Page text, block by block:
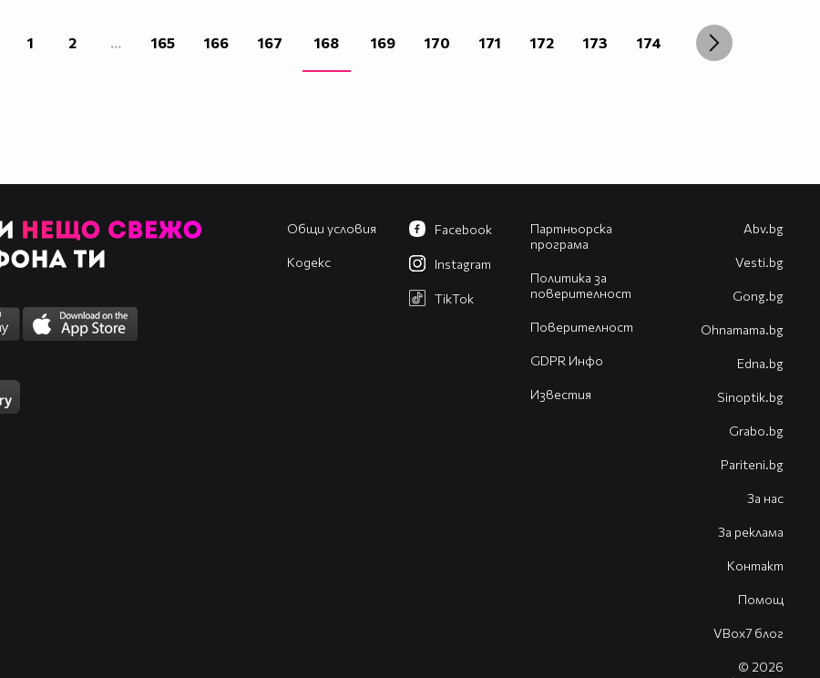
1 2 ... 165 166 167 168 169 170 171 172 173 174
Общи условия
Кодекс
Партньорска
програма
Политика за
поверителност
Поверителност
GDPR Инфо
Известия
Facebook
Instagram
TikTok
Abv.bg
Vesti.bg
Gong.bg
Оhnamama.bg
Edna.bg
Sinoptik.bg
Grabo.bg
Pariteni.bg
За нас
За реклама
Контакт
Помощ
VBox7 блог
© 2026